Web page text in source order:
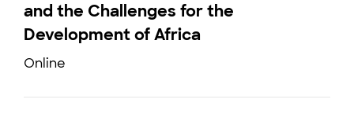
and the Challenges for the
Development of Africa
Online